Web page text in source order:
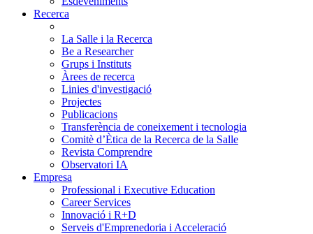
Recerca
La Salle i la Recerca
Be a Researcher
Grups i Instituts
Àrees de recerca
Linies d'investigació
Projectes
Publicacions
Transferència de coneixement i tecnologia
Comitè d’Ètica de la Recerca de la Salle
Revista Comprendre
Observatori IA
Empresa
Professional i Executive Education
Career Services
Innovació i R+D
Serveis d'Emprenedoria i Acceleració